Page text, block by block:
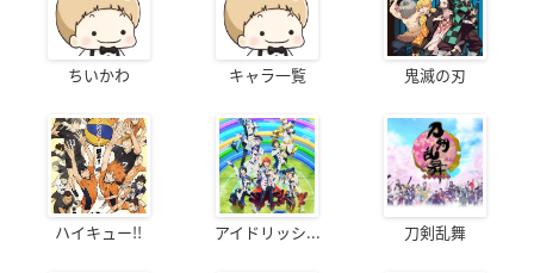
ちいかわ キャラ一覧 鬼滅の刃
ハイキュー!! アイドリッシ... 刀剣乱舞